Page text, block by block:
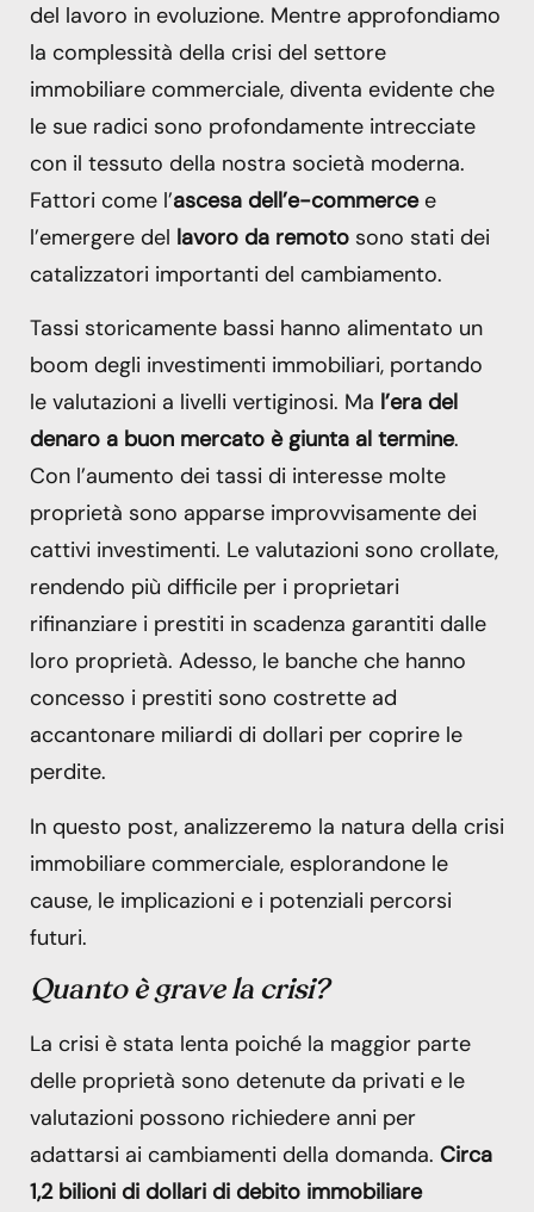
del lavoro in evoluzione. Mentre approfondiamo
la complessità della crisi del settore
immobiliare commerciale, diventa evidente che
le sue radici sono profondamente intrecciate
con il tessuto della nostra società moderna.
Fattori come l’ascesa dell’e-commercee
l’emergere del lavoro da remoto sono stati dei
catalizzatori importanti del cambiamento.
Tassi storicamente bassi hanno alimentato un
boom degli investimenti immobiliari, portando
le valutazioni a livelli vertiginosi. Ma l’era del
denaro a buon mercato è giunta al termine.
Con l’aumento dei tassi di interesse molte
proprietà sono apparse improvvisamente dei
cattivi investimenti. Le valutazioni sono crollate,
rendendo più difficile per i proprietari
rifinanziare i prestiti in scadenza garantiti dalle
loro proprietà. Adesso, le banche che hanno
concesso i prestiti sono costrette ad
accantonare miliardi di dollari per coprire le
perdite.
In questo post, analizzeremo la natura della crisi
immobiliare commerciale, esplorandone le
cause, le implicazioni e i potenziali percorsi
futuri.
Quanto è grave la crisi?
La crisi è stata lenta poiché la maggior parte
delle proprietà sono detenute da privati e le
valutazioni possono richiedere anni per
adattarsi ai cambiamenti della domanda. Circa
1,2 bilioni di dollari di debito immobiliare